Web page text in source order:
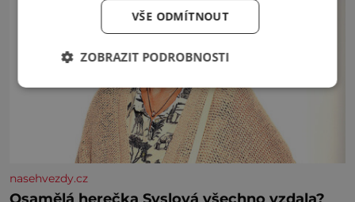
nasehvezdy.cz
Osamělá herečka Syslová všechno vzdala?
VŠE ODMÍTNOUT
ZOBRAZIT PODROBNOSTI